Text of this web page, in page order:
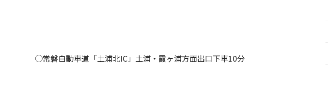
○常磐自動車道「土浦北IC」土浦・霞ヶ浦方面出口下車10分